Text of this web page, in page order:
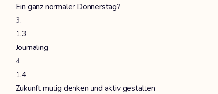
Ein ganz normaler Donnerstag?
1.3
Journaling
1.4
Zukunft mutig denken und aktiv gestalten